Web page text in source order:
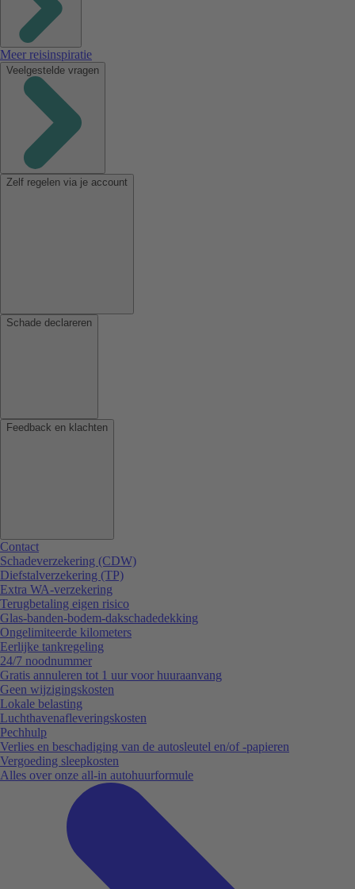
Meer reisinspiratie
Veelgestelde vragen
Zelf regelen via je account
Schade declareren
Feedback en klachten
Contact
Schadeverzekering (CDW)
Diefstalverzekering (TP)
Extra WA-verzekering
Terugbetaling eigen risico
Glas-banden-bodem-dakschadedekking
Ongelimiteerde kilometers
Eerlijke tankregeling
24/7 noodnummer
Gratis annuleren tot 1 uur voor huuraanvang
Geen wijzigingskosten
Lokale belasting
Luchthavenafleveringskosten
Pechhulp
Verlies en beschadiging van de autosleutel en/of -papieren
Vergoeding sleepkosten
Alles over onze all-in autohuurformule